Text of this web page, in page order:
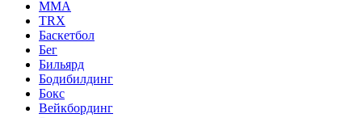
MMA
TRX
Баскетбол
Бег
Бильярд
Бодибилдинг
Бокс
Вейкбординг